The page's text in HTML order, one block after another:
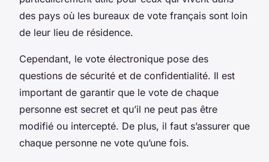
des pays où les bureaux de vote français sont loin
de leur lieu de résidence.
Cependant, le vote électronique pose des
questions de sécurité et de confidentialité. Il est
important de garantir que le vote de chaque
personne est secret et qu’il ne peut pas être
modifié ou intercepté. De plus, il faut s’assurer que
chaque personne ne vote qu’une fois.